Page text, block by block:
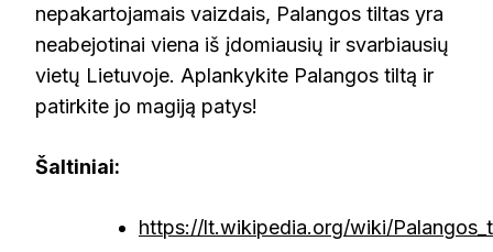
nepakartojamais vaizdais, Palangos tiltas yra
neabejotinai viena iš įdomiausių ir svarbiausių
vietų Lietuvoje. Aplankykite Palangos tiltą ir
patirkite jo magiją patys!
Šaltiniai:
https://lt.wikipedia.org/wiki/